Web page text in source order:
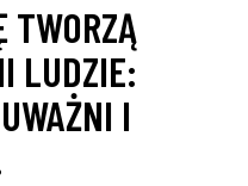
TWORZĄ
LUDZIE:
I